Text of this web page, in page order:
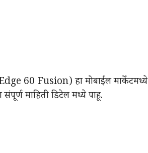
Edge 60 Fusion) हा मोबाईल मार्केटमध्ये
माहिती डिटेल मध्ये पाहू.